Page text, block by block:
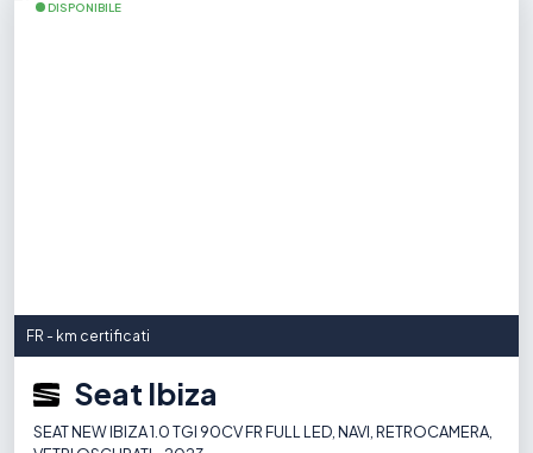
DISPONIBILE
FR - km certificati
Seat Ibiza
SEAT NEW IBIZA 1.0 TGI 90CV FR FULL LED, NAVI, RETROCAMERA,